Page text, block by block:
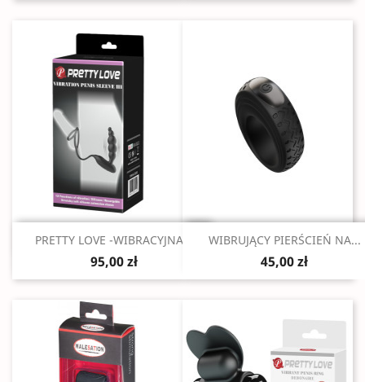
 Szybki podgląd
PRETTY LOVE -WIBRACYJNA...
95,00 zł
Szybki podgląd
WIBRUJĄCY PIERŚCIEŃ NA...
45,00 zł